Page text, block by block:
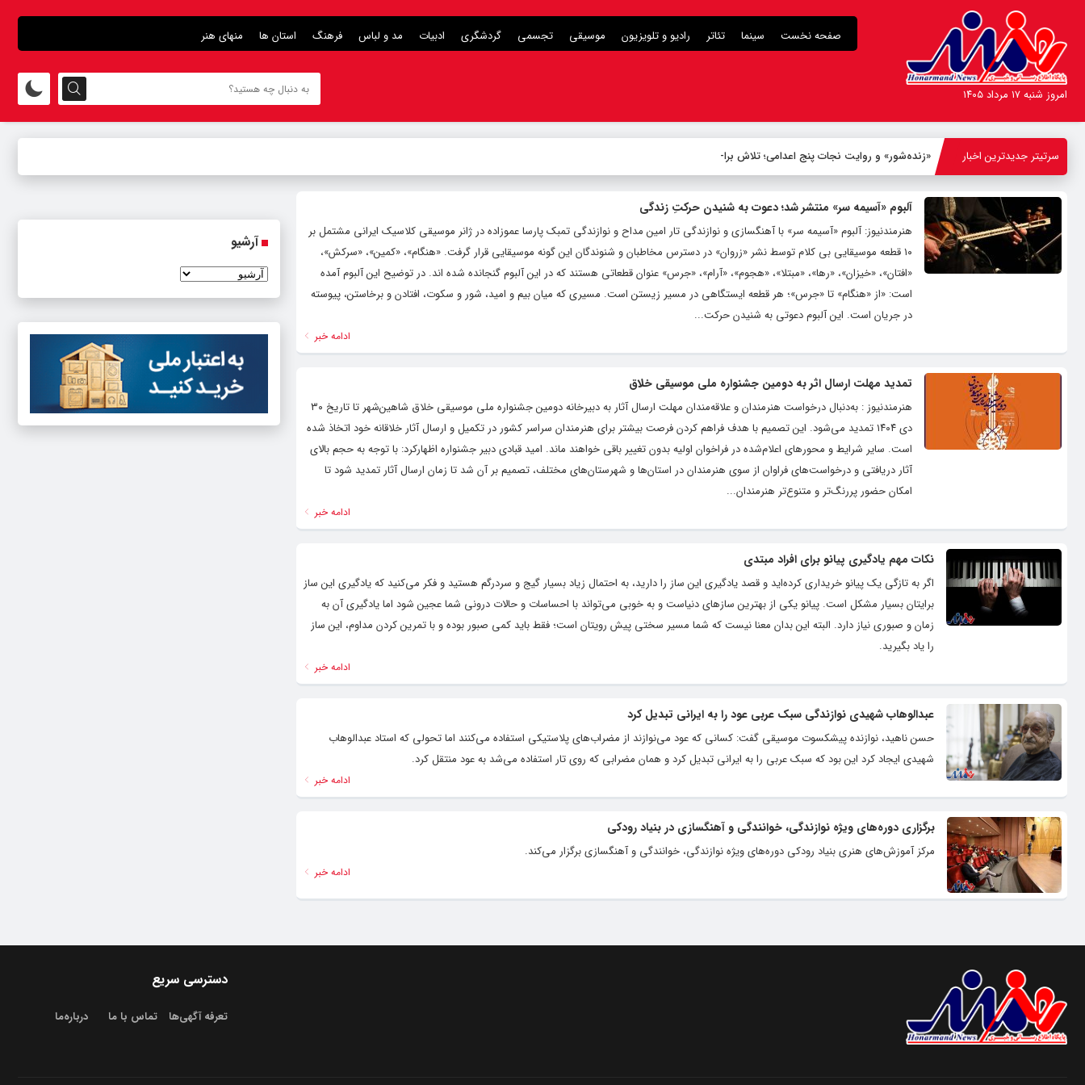
صفحه نخست سینما تئاتر رادیو و تلویزیون موسیقی تجسمی گردشگری ادبیات مد و لباس فرهنگ استان ها منهای هنر
امروز شنبه ۱۷ مرداد ۱۴۰۵
سرتیتر جدیدترین اخبار «زنده‌شور» و روایت نجات پنج اعدامی؛ تلاش برای بخشش
آلبوم «آسیمه سر» منتشر شد؛ دعوت به شنیدن حرکتِ زندگی
هنرمندنیوز: آلبوم «آسیمه سر» با آهنگسازی و نوازندگی تار امین مداح و نوازندگی تمبک پارسا عموزاده در ژانر موسیقی کلاسیک ایرانی مشتمل بر
۱۰ قطعه موسیقایی بی کلام توسط نشر «زروان» در دسترس مخاطبان و شنوندگان این گونه موسیقایی قرار گرفت. «هنگام»، «کمین»، «سرکش»،
«افتان»، «خیزان»، «رها»، «مبتلا»، «هجوم»، «آرام»، «جرس» عنوان قطعاتی هستند که در این آلبوم گنجانده شده اند. در توضیح این آلبوم آمده
است: «از «هنگام» تا «جرس»؛ هر قطعه ایستگاهی در مسیر زیستن است. مسیری که میان بیم و امید، شور و سکوت، افتادن و برخاستن، پیوسته
در جریان است. این آلبوم دعوتی به شنیدن حرکت...
ادامه خبر
تمدید مهلت ارسال اثر به دومین جشنواره ملی موسیقی خلاق
هنرمندنیوز : به‌دنبال درخواست‌ هنرمندان و علاقه‌مندان مهلت ارسال آثار به دبیرخانه دومین جشنواره ملی موسیقی خلاق شاهین‌شهر تا تاریخ ۳۰
دی‌ ۱۴۰۴ تمدید می‌شود. این تصمیم با هدف فراهم کردن فرصت بیشتر برای هنرمندان سراسر کشور در تکمیل و ارسال آثار خلاقانه خود اتخاذ شده
است. سایر شرایط و محورهای اعلام‌شده در فراخوان اولیه بدون تغییر باقی خواهند ماند. امید قبادی دبیر جشنواره اظهارکرد: با توجه به حجم بالای
آثار دریافتی و درخواست‌های فراوان از سوی هنرمندان در استان‌ها و شهرستان‌های مختلف، تصمیم بر آن شد تا زمان ارسال آثار تمدید شود تا
امکان حضور پررنگ‌تر و متنوع‌تر هنرمندان...
ادامه خبر
نکات مهم یادگیری پیانو برای افراد مبتدی
اگر به تازگی یک پیانو خریداری کرده‌اید و قصد یادگیری این ساز را دارید، به احتمال زیاد بسیار گیج و سردرگم هستید و فکر می‌کنید که یادگیری این ساز
برایتان بسیار مشکل است. پیانو یکی از بهترین سازهای دنیاست و به خوبی می‌تواند با احساسات و حالات درونی شما عجین شود اما یادگیری آن به
زمان و صبوری نیاز دارد. البته این بدان معنا نیست که شما مسیر سختی پیش رویتان است؛ فقط باید کمی صبور بوده و با تمرین کردن مداوم، این ساز
را یاد بگیرید.
ادامه خبر
عبدالوهاب شهیدی نوازندگی سبک عربی عود را به ایرانی تبدیل کرد
حسن ناهید، نوازنده پیشکسوت موسیقی گفت: کسانی که عود می‌نوازند از مضراب‌های پلاستیکی استفاده می‌کنند اما تحولی که استاد عبدالوهاب
شهیدی ایجاد کرد این بود که سبک عربی را به ایرانی تبدیل کرد و همان مضرابی که روی تار استفاده می‌شد به عود منتقل کرد.
ادامه خبر
برگزاری دوره‌های ویژه نوازندگی، خوانندگی و آهنگسازی در بنیاد رودکی
مرکز آموزش‌های هنری بنیاد رودکی دوره‌های ویژه نوازندگی، خوانندگی و آهنگسازی برگزار می‌کند.
ادامه خبر
آرشیو
دسترسی سریع
تعرفه آگهی‌ها تماس با ما درباره‌‌ما